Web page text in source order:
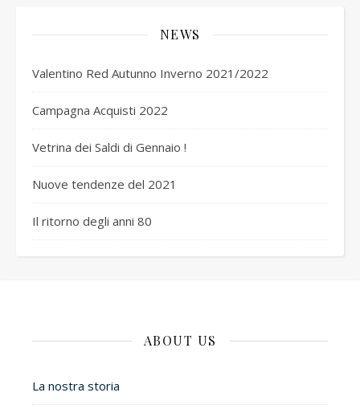
NEWS
Valentino Red Autunno Inverno 2021/2022
Campagna Acquisti 2022
Vetrina dei Saldi di Gennaio !
Nuove tendenze del 2021
Il ritorno degli anni 80
ABOUT US
La nostra storia